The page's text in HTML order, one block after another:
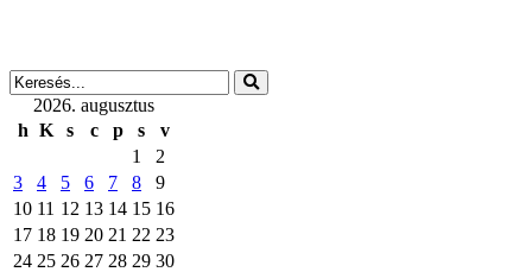
2026. augusztus
h K s c p s
v
1
2
3
4 5 6 7 8
9
10 11 12 13 14 15 16
17 18 19 20 21 22 23
24 25 26 27 28 29 30